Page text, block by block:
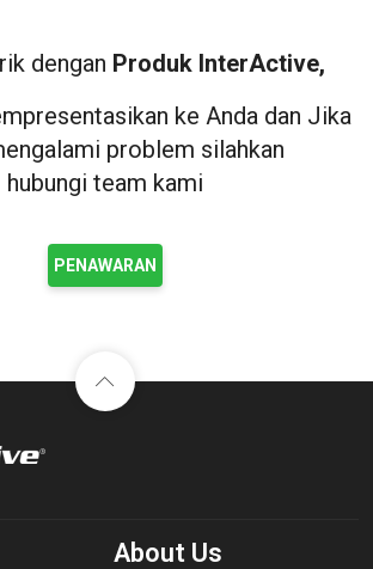
dengan Produk InterActive,
ke Anda dan Jika
problem silahkan
hubungi team kami
PENAWARAN
About Us